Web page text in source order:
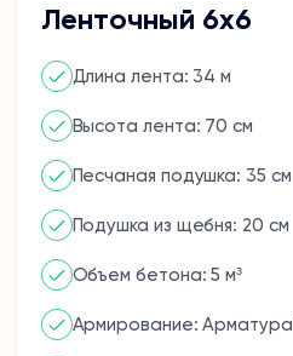
Ленточный 6х6
Длина лента: 34 м
Высота лента: 70 см
Песчаная подушка: 35 см
Подушка из щебня: 20 см
Объем бетона: 5 м³
Армирование: Арматура